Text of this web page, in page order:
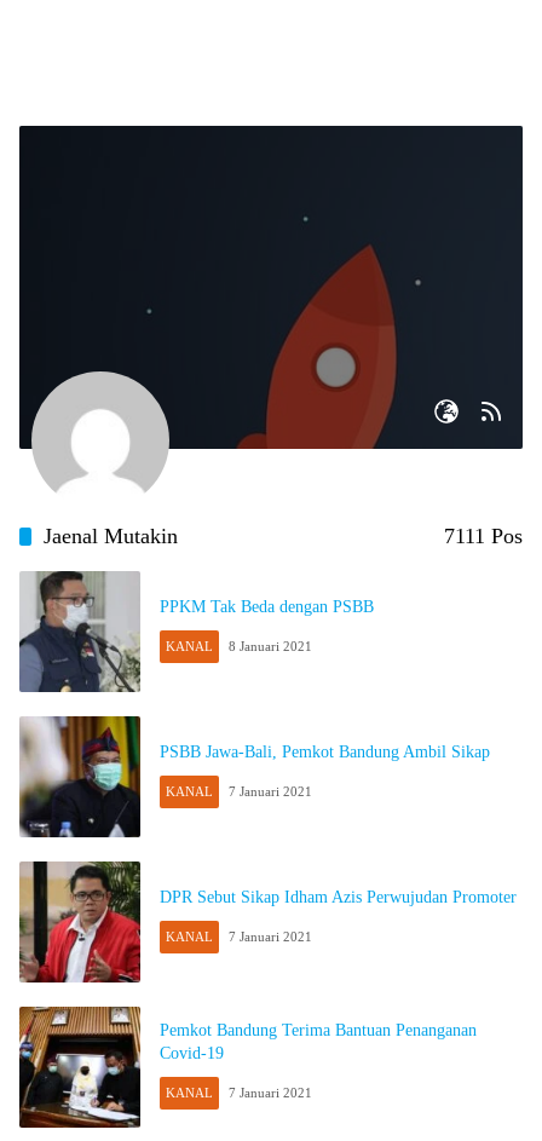
Jaenal Mutakin 7111 Pos
PPKM Tak Beda dengan PSBB
KANAL 8 Januari 2021
PSBB Jawa-Bali, Pemkot Bandung Ambil Sikap
KANAL 7 Januari 2021
DPR Sebut Sikap Idham Azis Perwujudan Promoter
KANAL 7 Januari 2021
Pemkot Bandung Terima Bantuan Penanganan
Covid-19
KANAL 7 Januari 2021